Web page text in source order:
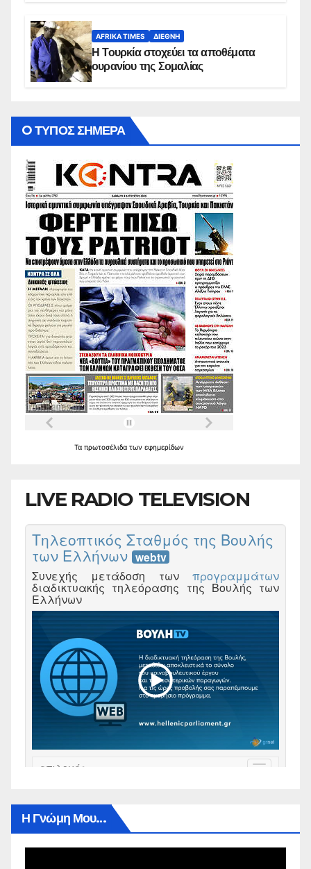
AFRIKA TIMES ΔΙΕΘΝΉ
Η Τουρκία στοχεύει τα αποθέματα
ουρανίου της Σομαλίας
O ΤΥΠΟΣ ΣΗΜΕΡΑ
Τα πρωτοσέλιδα των εφημερίδων
LIVE RADIO TELEVISION
Η Γνώμη Μου…